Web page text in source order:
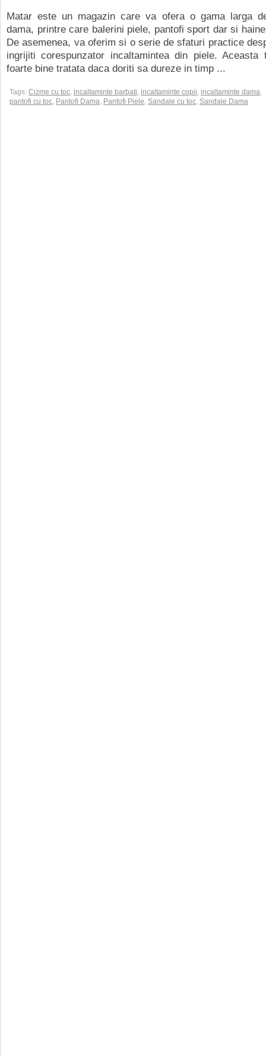
Matar este un magazin care va ofera o gama larga
dama, printre care balerini piele, pantofi sport dar si
De asemenea, va oferim si o serie de sfaturi practice
ingrijiti corespunzator incaltamintea din piele.
foarte bine tratata daca doriti sa dureze in timp ...
Tags: Cizme cu toc, incaltaminte barbati, incaltaminte copii, incaltaminte dama,
pantofi cu toc, Pantofi Dama, Pantofi Piele, Sandale cu toc, Sandale Dama